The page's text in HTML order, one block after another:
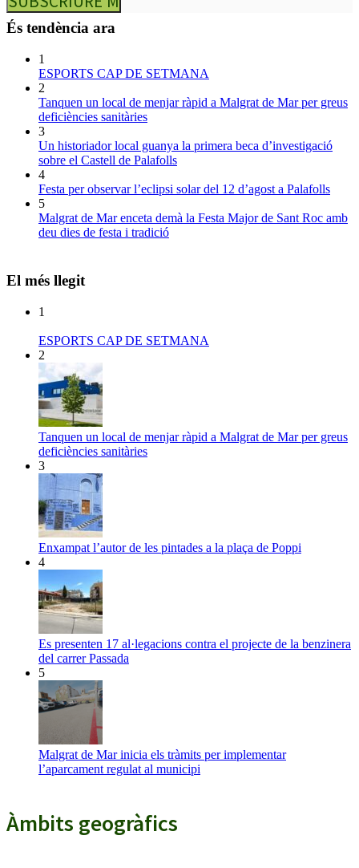
És tendència ara
1
ESPORTS CAP DE SETMANA
2
Tanquen un local de menjar ràpid a Malgrat de Mar per greus
deficiències sanitàries
3
Un historiador local guanya la primera beca d’investigació
sobre el Castell de Palafolls
4
Festa per observar l’eclipsi solar del 12 d’agost a Palafolls
5
Malgrat de Mar enceta demà la Festa Major de Sant Roc amb
deu dies de festa i tradició
El més llegit
1
ESPORTS CAP DE SETMANA
2
Tanquen un local de menjar ràpid a Malgrat de Mar per greus
deficiències sanitàries
3
Enxampat l’autor de les pintades a la plaça de Poppi
4
Es presenten 17 al·legacions contra el projecte de la benzinera
del carrer Passada
5
Malgrat de Mar inicia els tràmits per implementar
l’aparcament regulat al municipi
Àmbits geogràfics